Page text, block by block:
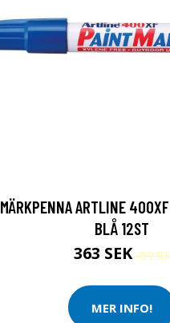
MÄRKPENNA ARTLINE
BLÅ 12ST
363 SEK459 SEK
MER INFO!